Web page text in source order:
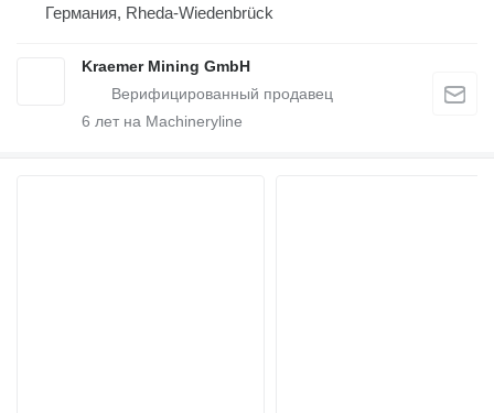
Германия, Rheda-Wiedenbrück
Kraemer Mining GmbH
6 лет на Machineryline